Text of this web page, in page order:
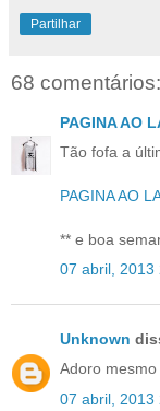
Partilhar
68 comentários:
PAGINA AO
Tão fofa a
PAGINA AO
** e boa
07 abril, 2013
Unknown
Adoro
07 abril, 2013